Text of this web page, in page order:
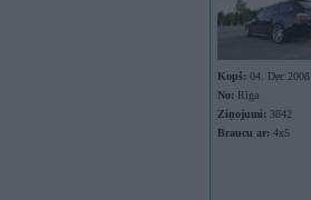
Kopš: 04. Dec 2008
No: Rīga
Ziņojumi: 3842
Braucu ar: 4x5